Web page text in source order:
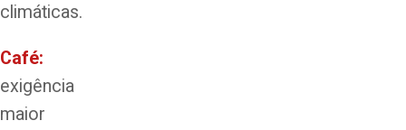
climáticas.
Café:
exigência
maior